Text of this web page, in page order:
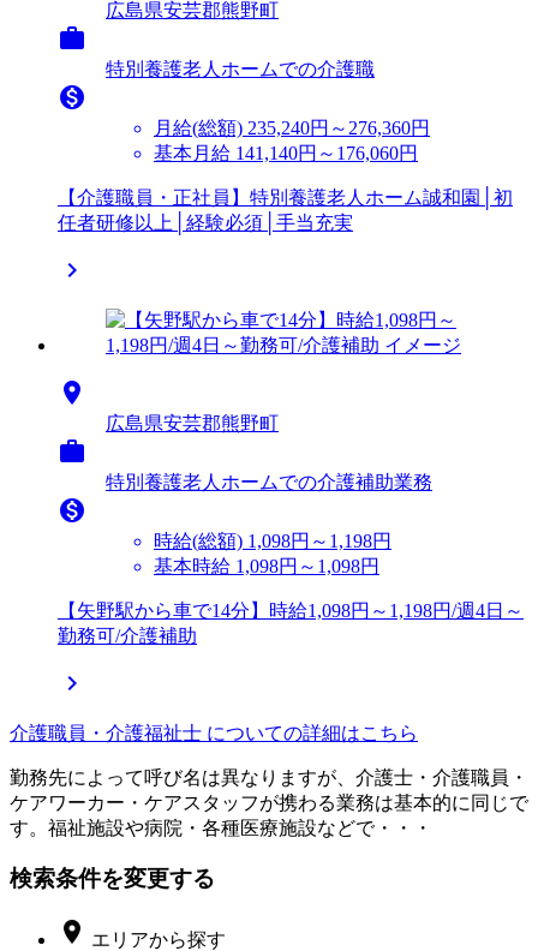
広島県安芸郡熊野町

特別養護老人ホームでの介護職

月給(総額) 235,240円～276,360円
基本月給 141,140円～176,060円
【介護職員・正社員】特別養護老人ホーム誠和園│初
任者研修以上│経験必須│手当充実


広島県安芸郡熊野町

特別養護老人ホームでの介護補助業務

時給(総額) 1,098円～1,198円
基本時給 1,098円～1,098円
【矢野駅から車で14分】時給1,098円～1,198円/週4日～
勤務可/介護補助

介護職員・介護福祉士 についての詳細はこちら
勤務先によって呼び名は異なりますが、介護士・介護職員・
ケアワーカー・ケアスタッフが携わる業務は基本的に同じで
す。福祉施設や病院・各種医療施設などで・・・
検索条件を変更する
 エリアから探す